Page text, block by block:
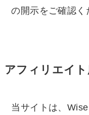
の開示をご確認く
アフィリエイ
当サイトは、